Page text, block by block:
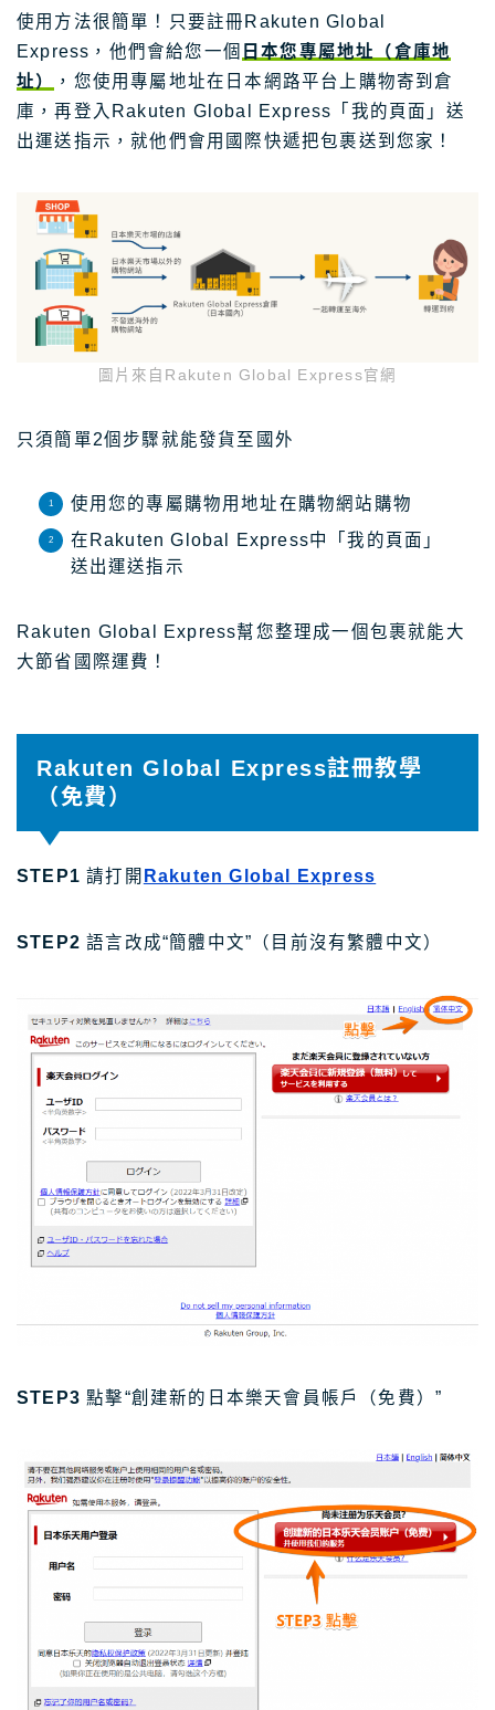
使用方法很簡單！只要註冊Rakuten Global
Express，他們會給您一個 日本您專屬地址（倉庫地
址）
，您使用專屬地址在日本網路平台上購物寄到倉
庫，再登入Rakuten Global Express「我的頁面」送
出運送指示，就他們會用國際快遞把包裹送到您家！
圖片來自Rakuten Global Express官網
只須簡單2個步驟就能發貨至國外
使用您的專屬購物用地址在購物網站購物
在Rakuten Global Express中「我的頁面」
送出運送指示
Rakuten Global Express幫您整理成一個包裹就能大
大節省國際運費！
Rakuten Global Express註冊教學
（免費）
STEP1 請打開 Rakuten Global Express
STEP2 語言改成“簡體中文”（目前沒有繁體中文）
STEP3 點擊“創建新的日本樂天會員帳戶（免費）”